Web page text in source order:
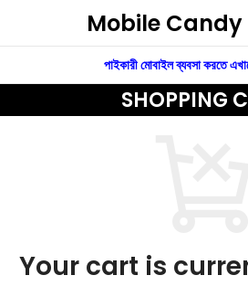
Mobile Candy
পাইকারী মোবাইল ব্যবসা করতে
SHOPPING
Your cart is